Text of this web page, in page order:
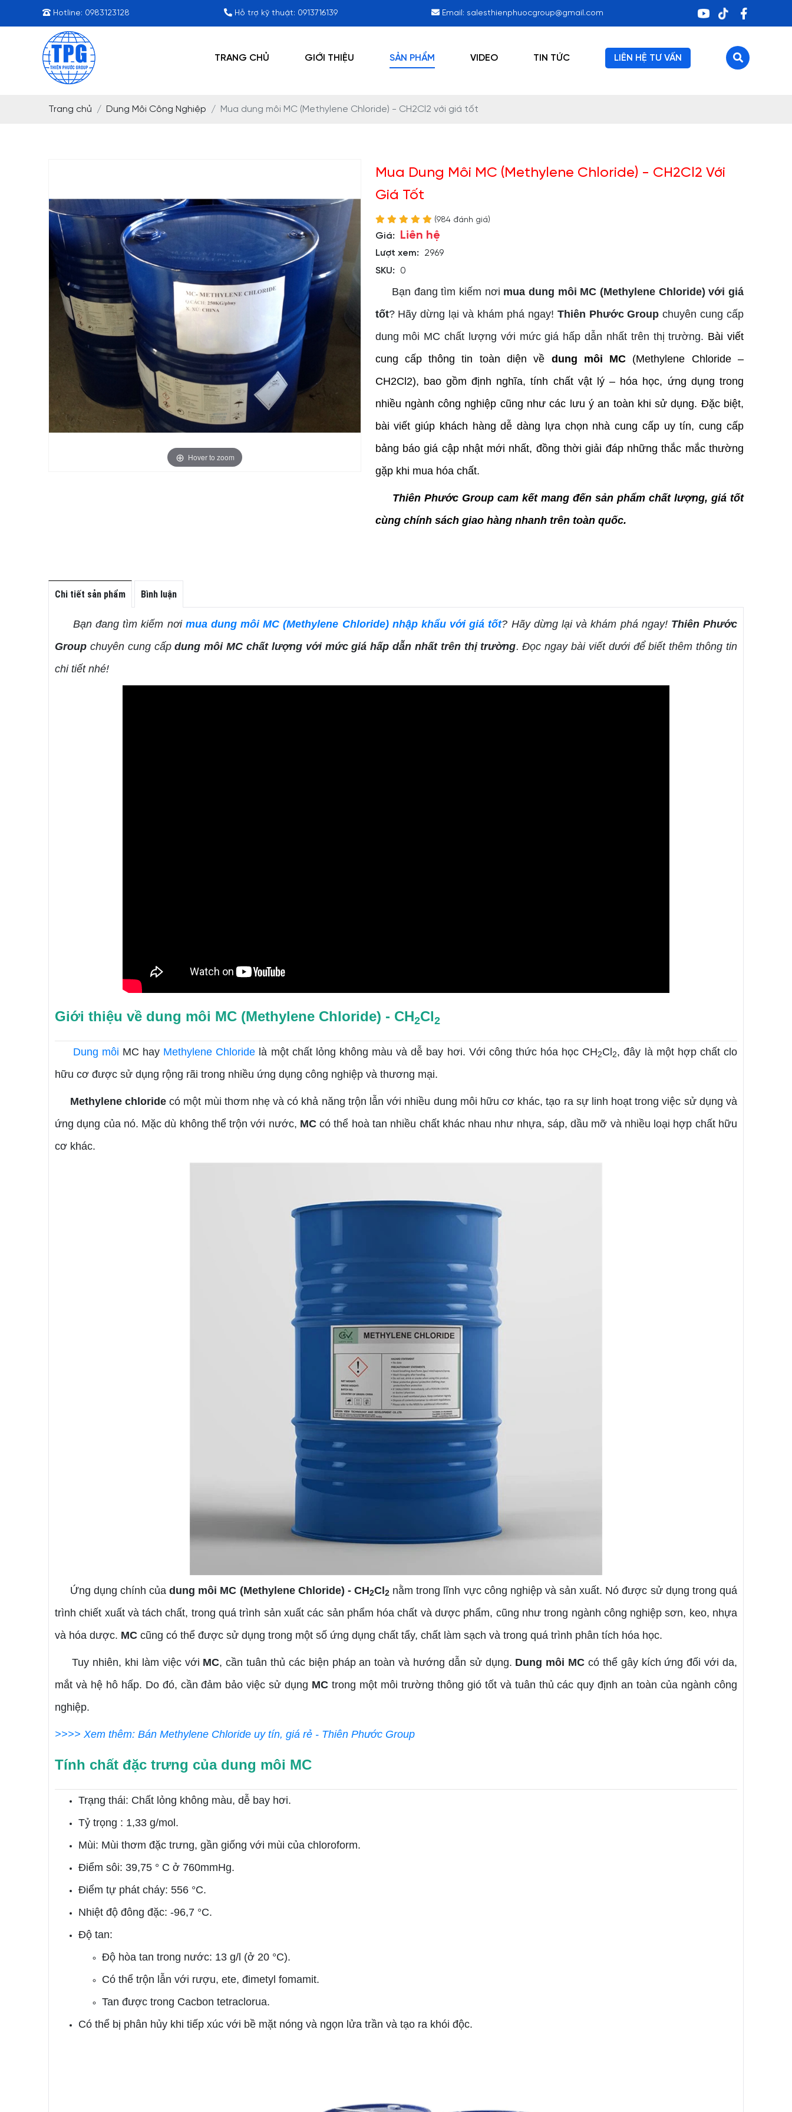
Hotline: 0983123128 Hỗ trợ kỹ thuật: 0913716139 Email: salesthienphuocgroup@gmail.com
TRANG CHỦ GIỚI THIỆU SẢN PHẨM VIDEO TIN TỨC LIÊN HỆ TƯ VẤN
Trang chủ Dung Môi Công Nghiệp Mua dung môi MC (Methylene Chloride) - CH2Cl2 với giá tốt
Hover to zoom
Mua Dung Môi MC (Methylene Chloride) - CH2Cl2 Với
Giá Tốt
(984 đánh giá)
Giá: Liên hệ
Lượt xem:
2969
SKU: 0
Bạn đang tìm kiếm nơi mua dung môi MC (Methylene Chloride) với giá
tốt? Hãy dừng lại và khám phá ngay! Thiên Phước Group chuyên cung cấp
dung môi MC chất lượng với mức giá hấp dẫn nhất trên thị trường. Bài viết
cung cấp thông tin toàn diện về dung môi MC (Methylene Chloride –
CH2Cl2), bao gồm định nghĩa, tính chất vật lý – hóa học, ứng dụng trong
nhiều ngành công nghiệp cũng như các lưu ý an toàn khi sử dụng. Đặc biệt,
bài viết giúp khách hàng dễ dàng lựa chọn nhà cung cấp uy tín, cung cấp
bảng báo giá cập nhật mới nhất, đồng thời giải đáp những thắc mắc thường
gặp khi mua hóa chất.
Thiên Phước Group cam kết mang đến sản phẩm chất lượng, giá tốt
cùng chính sách giao hàng nhanh trên toàn quốc.
Chi tiết sản phẩm Bình luận
Bạn đang tìm kiếm nơi mua dung môi MC (Methylene Chloride) nhập khẩu với giá tốt? Hãy dừng lại và khám phá ngay! Thiên Phước
Group chuyên cung cấpdung môi MC chất lượng với mức giá hấp dẫn nhất trên thị trường. Đọc ngay bài viết dưới để biết thêm thông tin
chi tiết nhé!
Giới thiệu về dung môi MC (Methylene Chloride) - CH2Cl2
Dung môi MC hay Methylene Chloride là một chất lỏng không màu và dễ bay hơi. Với công thức hóa học CH2Cl 2, đây là một hợp chất clo
hữu cơ được sử dụng rộng rãi trong nhiều ứng dụng công nghiệp và thương mại.
Methylene chloride có một mùi thơm nhẹ và có khả năng trộn lẫn với nhiều dung môi hữu cơ khác, tạo ra sự linh hoạt trong việc sử dụng và
ứng dụng của nó. Mặc dù không thể trộn với nước, MCcó thể hoà tan nhiều chất khác nhau như nhựa, sáp, dầu mỡ và nhiều loại hợp chất hữu
cơ khác.
Ứng dụng chính củadung môi MC (Methylene Chloride) - CH2Cl2 nằm trong lĩnh vực công nghiệp và sản xuất. Nó được sử dụng trong quá
trình chiết xuất và tách chất, trong quá trình sản xuất các sản phẩm hóa chất và dược phẩm, cũng như trong ngành công nghiệp sơn, keo, nhựa
và hóa dược. MC cũng có thể được sử dụng trong một số ứng dụng chất tẩy, chất làm sạch và trong quá trình phân tích hóa học.
Tuy nhiên, khi làm việc với MC, cần tuân thủ các biện pháp an toàn và hướng dẫn sử dụng. Dung môi MC có thể gây kích ứng đối với da,
mắt và hệ hô hấp. Do đó, cần đảm bảo việc sử dụng MC trong một môi trường thông gió tốt và tuân thủ các quy định an toàn của ngành công
nghiệp.
>>>> Xem thêm: Bán Methylene Chloride uy tín, giá rẻ - Thiên Phước Group
Tính chất đặc trưng của dung môi MC
Trạng thái: Chất lỏng không màu, dễ bay hơi.
Tỷ trọng : 1,33 g/mol.
Mùi: Mùi thơm đặc trưng, gần giống với mùi của chloroform.
Điểm sôi: 39,75 ° C ở 760mmHg.
Điểm tự phát cháy: 556 °C.
Nhiệt độ đông đặc: -96,7 °C.
Độ tan:
Độ hòa tan trong nước: 13 g/l (ở 20 °C).
Có thể trộn lẫn với rượu, ete, đimetyl fomamit.
Tan được trong Cacbon tetraclorua.
Có thể bị phân hủy khi tiếp xúc với bề mặt nóng và ngọn lửa trần và tạo ra khói độc.